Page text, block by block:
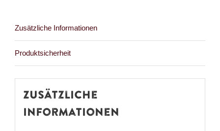
Zusätzliche Informationen
Produktsicherheit
Zusätzliche
Informationen